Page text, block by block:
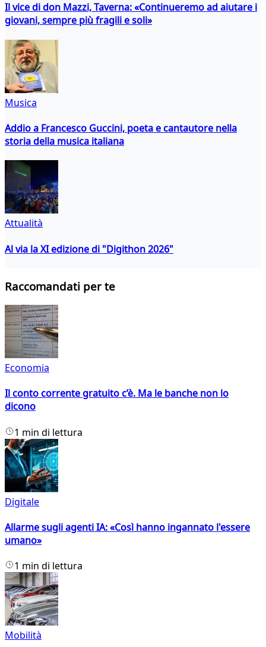
Il vice di don Mazzi, Taverna: «Continueremo ad aiutare i
giovani, sempre più fragili e soli»
Musica
Addio a Francesco Guccini, poeta e cantautore nella
storia della musica italiana
Attualità
Al via la XI edizione di "Digithon 2026"
Raccomandati per te
Economia
Il conto corrente gratuito c’è. Ma le banche non lo
dicono
1 min di lettura
Digitale
Allarme sugli agenti IA: «Così hanno ingannato l'essere
umano»
1 min di lettura
Mobilità